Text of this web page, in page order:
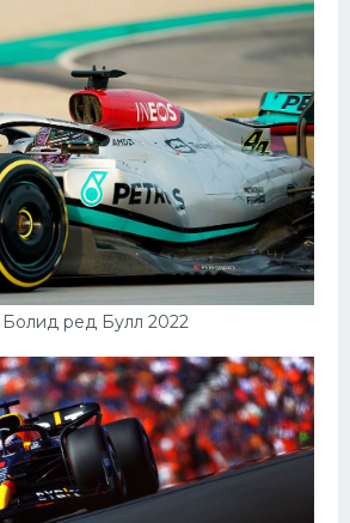
Болид ред Булл 2022